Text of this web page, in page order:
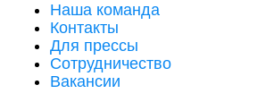
Наша команда
Контакты
Для прессы
Сотрудничество
Вакансии